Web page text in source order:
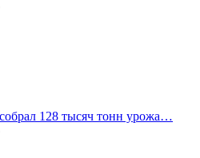
128 тысяч тонн урожа…